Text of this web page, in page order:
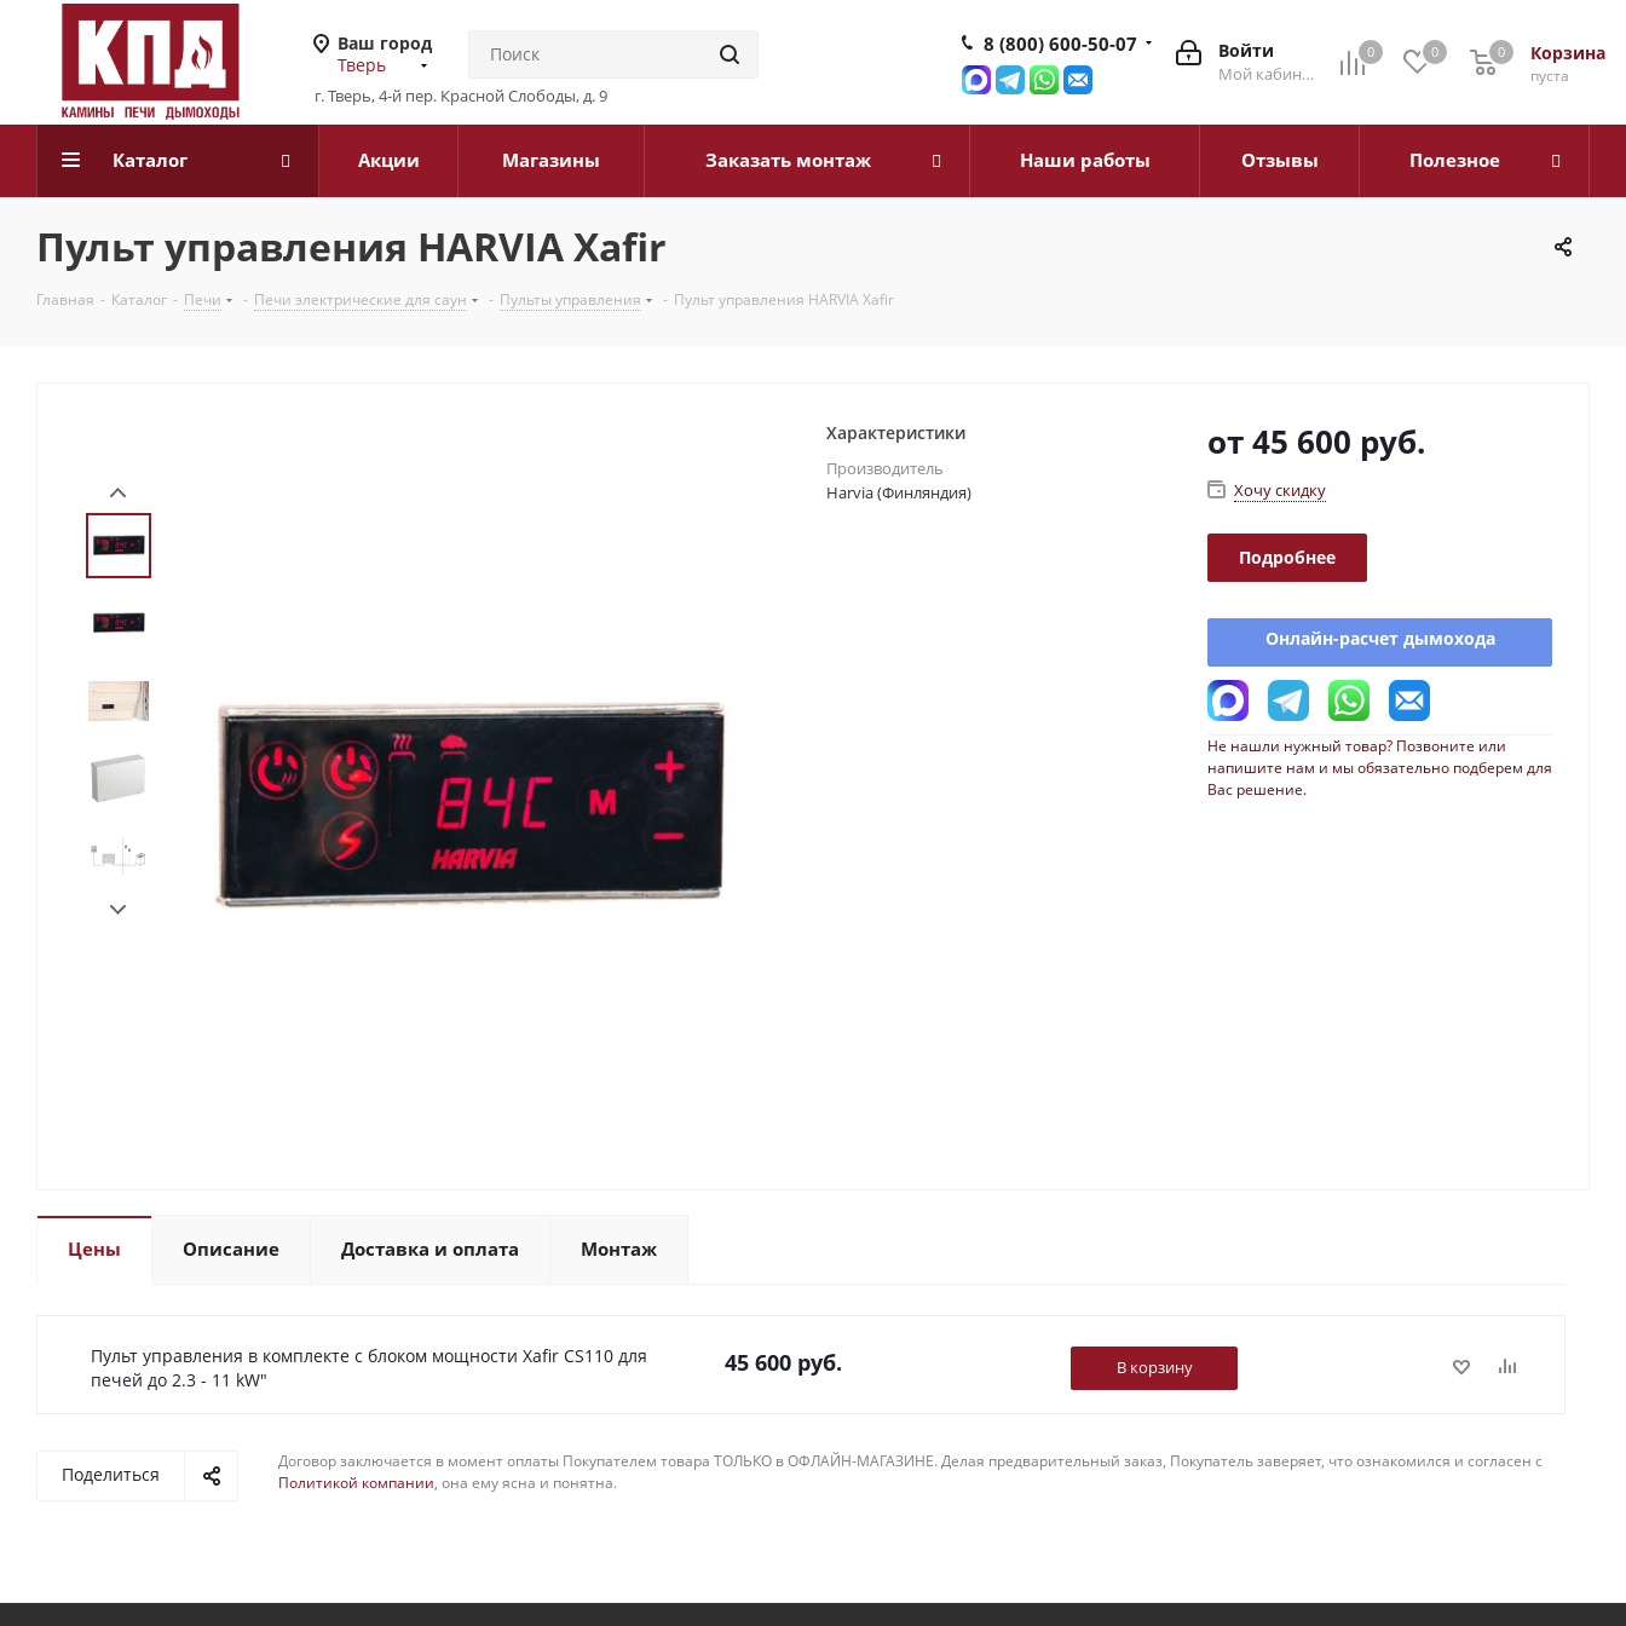
Ваш город
Тверь
г. Тверь, 4-й пер. Красной Слободы, д. 9
0 0 Корзина
0
пуста
0
Войти
Мой кабинет
8 (800) 600-50-07
Каталог Акции Магазины Заказать монтаж Наши работы Отзывы Полезное
Пульт управления HARVIA Xafir
Главная - Каталог - Печи - Печи электрические для саун - Пульты управления - Пульт управления HARVIA Xafir
Характеристики
Производитель
Harvia (Финляндия)
от45 600 руб.
Хочу скидку
Подробнее
Онлайн-расчет дымохода
Не нашли нужный товар? Позвоните или
напишите нам и мы обязательно подберем для
Вас решение.
Цены Описание Доставка и оплата Монтаж
Пульт управления в комплекте с блоком мощности Xafir CS110 для
печей до 2.3 - 11 kW"
45 600 руб. В корзину
Поделиться
Договор заключается в момент оплаты Покупателем товара ТОЛЬКО в ОФЛАЙН-МАГАЗИНЕ. Делая предварительный заказ, Покупатель заверяет, что ознакомился и согласен с
Политикой компании, она ему ясна и понятна.